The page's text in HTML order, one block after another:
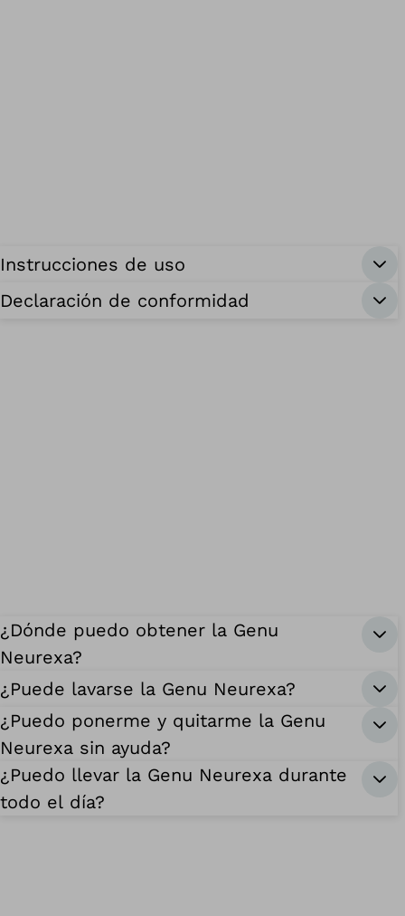
Instrucciones de uso
Declaración de conformidad
¿Dónde puedo obtener la Genu
Neurexa?
¿Puede lavarse la Genu Neurexa?
¿Puedo ponerme y quitarme la Genu
Neurexa sin ayuda?
¿Puedo llevar la Genu Neurexa durante
todo el día?